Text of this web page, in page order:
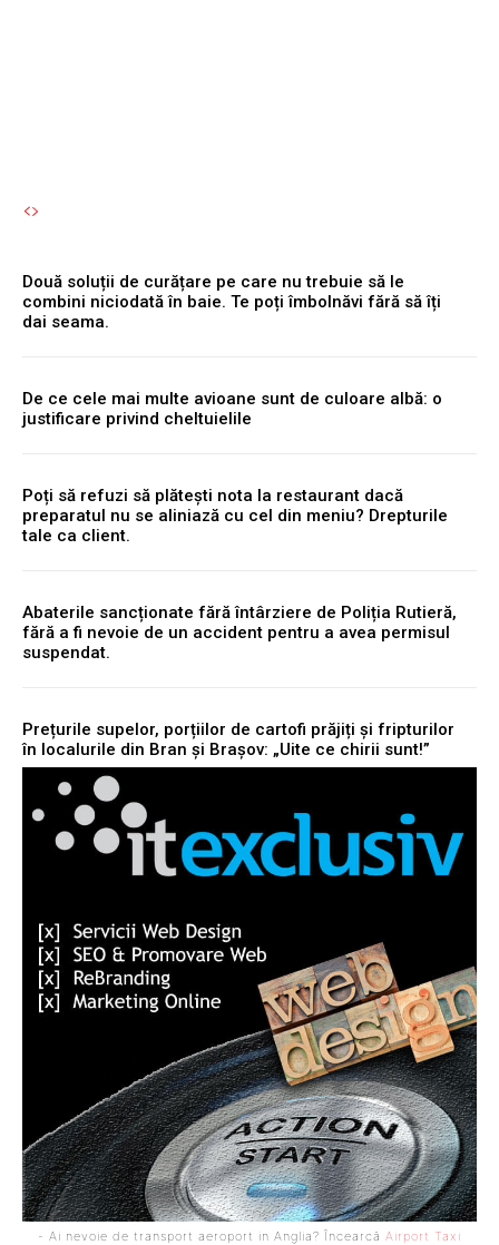
Două soluții de curățare pe care nu trebuie să le
combini niciodată în baie. Te poți îmbolnăvi fără să îți
dai seama.
De ce cele mai multe avioane sunt de culoare albă: o
justificare privind cheltuielile
Poți să refuzi să plătești nota la restaurant dacă
preparatul nu se aliniază cu cel din meniu? Drepturile
tale ca client.
Abaterile sancționate fără întârziere de Poliția Rutieră,
fără a fi nevoie de un accident pentru a avea permisul
suspendat.
Prețurile supelor, porțiilor de cartofi prăjiți și fripturilor
în localurile din Bran și Brașov: „Uite ce chirii sunt!”
- Ai nevoie de transport aeroport in Anglia? Încearcă Airport Taxi